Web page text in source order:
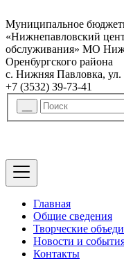
Муниципальное
«Нижнепавловский
обслуживания» МО
Оренбургского района
с. Нижняя Павловка, ул.
+7 (3532) 39-73-41
Главная
Общие сведения
Творческие
Новости и
Контакты